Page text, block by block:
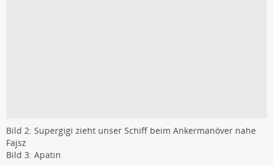
Bild 2: Supergigi zieht unser Schiff beim Ankermanöver nahe
Fajsz
Bild 3: Apatin